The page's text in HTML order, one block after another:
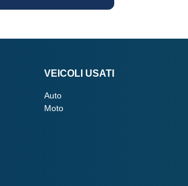
VEICOLI USATI
Auto
Moto